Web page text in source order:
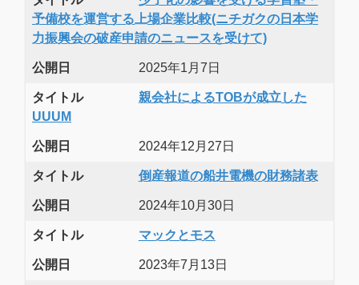
予備校を運営する上場企業比較(ニチガクの日本学
力振興会の破産申請のニュースを受けて)
公開日 2025年1月7日
タイトル
親会社によるTOBが成立した
UUUM
公開日 2024年12月27日
タイトル 倒産報道の船井電機の財務諸表
公開日 2024年10月30日
タイトル マックとモス
公開日 2023年7月13日